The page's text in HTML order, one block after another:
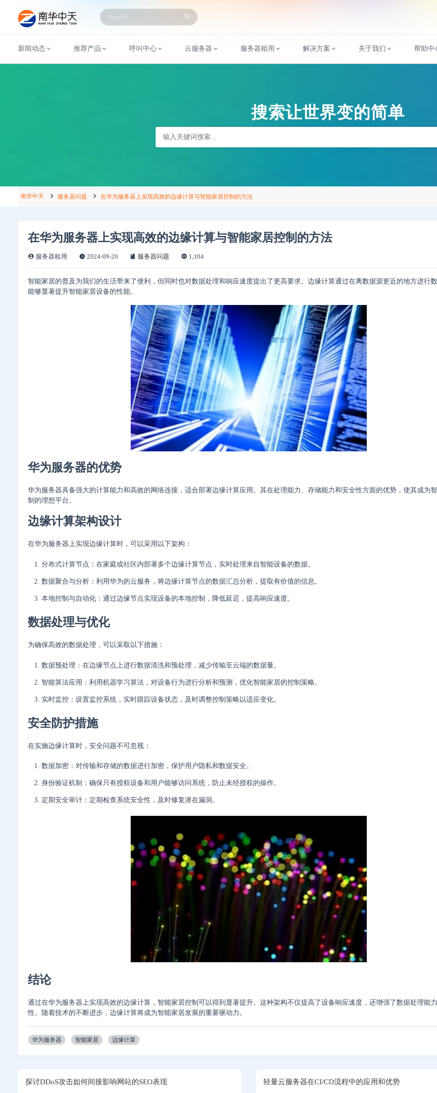
新闻动态 推荐产品 呼叫中心 云服务器 服务器租用 解决方案 关于我们 帮助中
搜索让世界变的简单
南华中天 服务器问题 在华为服务器上实现高效的边缘计算与智能家居控制的方法
在华为服务器上实现高效的边缘计算与智能家居控制的方法
服务器租用 2024-09-20 服务器问题 1,104
智能家居的普及为我们的生活带来了便利，但同时也对数据处理和响应速度提出了更高要求。边缘计算通过在离数据源更近的地方进行
能够显著提升智能家居设备的性能。
华为服务器的优势
华为服务器具备强大的计算能力和高效的网络连接，适合部署边缘计算应用。其在处理能力、存储能力和安全性方面的优势，使其成为
制的理想平台。
边缘计算架构设计
在华为服务器上实现边缘计算时，可以采用以下架构：
分布式计算节点：在家庭或社区内部署多个边缘计算节点，实时处理来自智能设备的数据。
数据聚合与分析：利用华为的云服务，将边缘计算节点的数据汇总分析，提取有价值的信息。
本地控制与自动化：通过边缘节点实现设备的本地控制，降低延迟，提高响应速度。
数据处理与优化
为确保高效的数据处理，可以采取以下措施：
数据预处理：在边缘节点上进行数据清洗和预处理，减少传输至云端的数据量。
智能算法应用：利用机器学习算法，对设备行为进行分析和预测，优化智能家居的控制策略。
实时监控：设置监控系统，实时跟踪设备状态，及时调整控制策略以适应变化。
安全防护措施
在实施边缘计算时，安全问题不可忽视：
数据加密：对传输和存储的数据进行加密，保护用户隐私和数据安全。
身份验证机制：确保只有授权设备和用户能够访问系统，防止未经授权的操作。
定期安全审计：定期检查系统安全性，及时修复潜在漏洞。
结论
通过在华为服务器上实现高效的边缘计算，智能家居控制可以得到显著提升。这种架构不仅提高了设备响应速度，还增强了数据处理能
性。随着技术的不断进步，边缘计算将成为智能家居发展的重要驱动力。
华为服务器 智能家居 边缘计算
探讨DDoS攻击如何间接影响网站的SEO表现 轻量云服务器在CI/CD流程中的应用和优势